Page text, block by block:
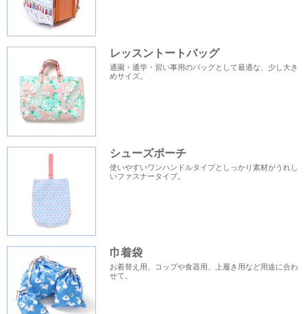
レッスントートバッグ
通園・通学・習い事用のバッグとして最適な、少し大き
めサイズ。
シューズポーチ
使いやすいワンハンドルタイプとしっかり素材がうれし
いファスナータイプ。
巾着袋
お着替え用、コップや食器用、上履き用など用途に合わ
せて。